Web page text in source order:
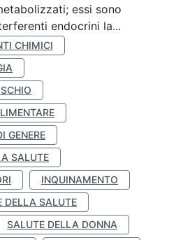
essi sono
endocrini la...
CHIMICI
GENERE
SALUTE
INQUINAMENTO
DELLA SALUTE
SALUTE DELLA DONNA